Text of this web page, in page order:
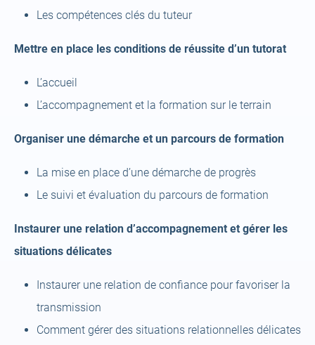
Les compétences clés du tuteur
Mettre en place les conditions de réussite d’un tutorat
L’accueil
L’accompagnement et la formation sur le terrain
Organiser une démarche et un parcours de formation
La mise en place d’une démarche de progrès
Le suivi et évaluation du parcours de formation
Instaurer une relation d’accompagnement et gérer les
situations délicates
Instaurer une relation de confiance pour favoriser la
transmission
Comment gérer des situations relationnelles délicates